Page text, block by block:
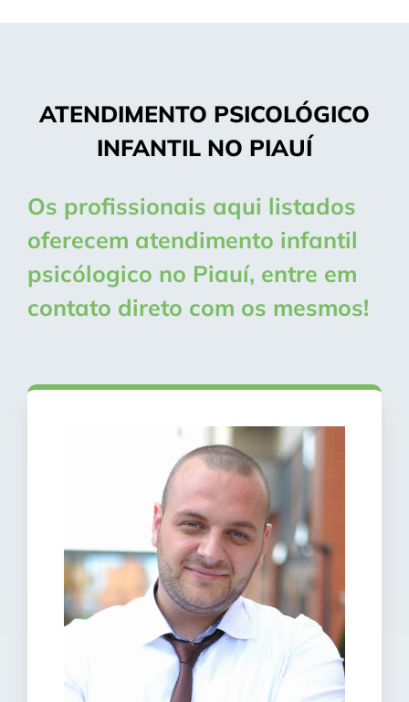
ATENDIMENTO PSICOLÓGICO
INFANTIL NO PIAUÍ
Os profissionais aqui listados
oferecem atendimento infantil
psicólogico no Piauí, entre em
contato direto com os mesmos!